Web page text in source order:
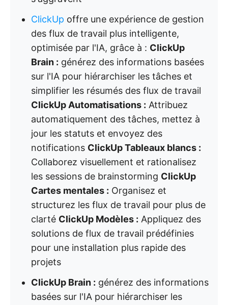
ClickUp offre une expérience de gestion
des flux de travail plus intelligente,
optimisée par l'IA, grâce à : ClickUp
Brain : générez des informations basées
sur l'IA pour hiérarchiser les tâches et
simplifier les résumés des flux de travail
ClickUp Automatisations : Attribuez
automatiquement des tâches, mettez à
jour les statuts et envoyez des
notifications ClickUp Tableaux blancs :
Collaborez visuellement et rationalisez
les sessions de brainstorming ClickUp
Cartes mentales : Organisez et
structurez les flux de travail pour plus de
clarté ClickUp Modèles : Appliquez des
solutions de flux de travail prédéfinies
pour une installation plus rapide des
projets
ClickUp Brain : générez des informations
basées sur l'IA pour hiérarchiser les